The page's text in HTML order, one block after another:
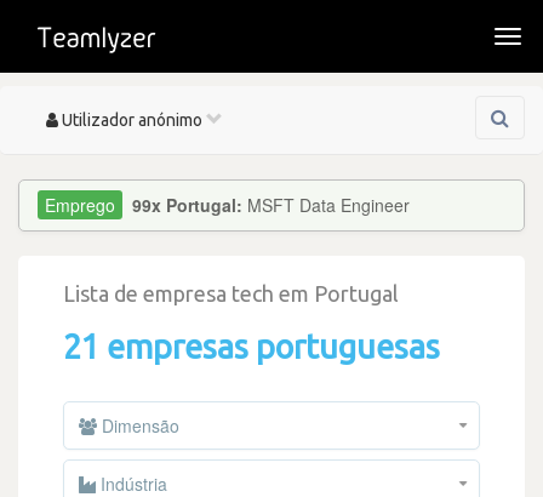
Toggle
Utilizador anónimo
99x Portugal: MSFT Data Engineer
Lista de empresa tech em Portugal
21 empresas portuguesas
Dimensão
Indústria